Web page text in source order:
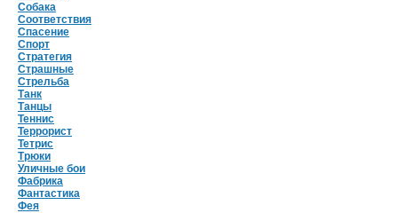
Собака
Соответствия
Спасение
Спорт
Стратегия
Страшные
Стрельба
Танк
Танцы
Теннис
Террорист
Тетрис
Трюки
Уличные бои
Фабрика
Фантастика
Фея